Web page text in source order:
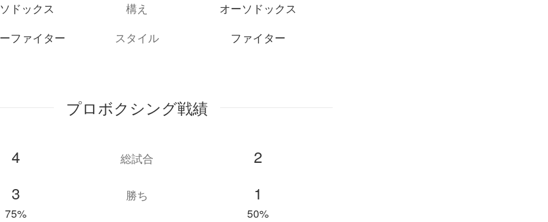
ドックス
構え
オーソドックス
ファイター
スタイル ファイター
プロボクシング戦績
4 総試合
2
3
75%
勝ち 1
50%